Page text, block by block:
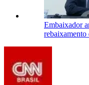
Embaixador